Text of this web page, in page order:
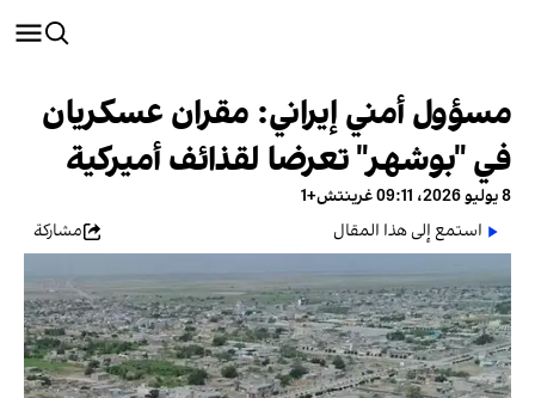
مسؤول أمني إيراني: مقران عسكريان
في "بوشهر" تعرضا لقذائف أميركية
8 يوليو 2026، 09:11 غرينتش+1
استمع إلى هذا المقال
مشاركة